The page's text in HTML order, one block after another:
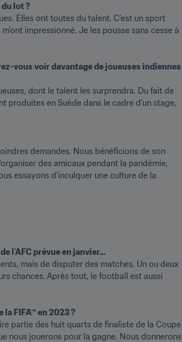
lot ?
Elles ont toutes du talent. C'est un sport
impressionné. Je les pousse sans cesse à
vous voir davantage de joueuses indiennes
dont le talent les surprendra. Du fait de
produites en Suède dans le cadre d'un stage,
demandes. Nous bénéficions de son
des amicaux pendant la pandémie,
essayons d'inculquer une culture de la
l'AFC prévue en janvier...
mais de disputer des matches. Un ou deux
chances. Après tout, le football est aussi
FIFA™ en 2023 ?
partie des huit quarts de finaliste de la Coupe
nous jouerons pour la gagne. Nous donnerons